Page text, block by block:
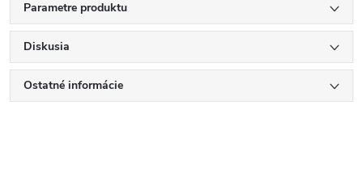
Parametre produktu
Diskusia
Ostatné informácie